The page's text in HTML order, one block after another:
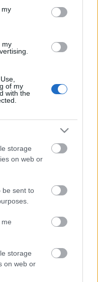
my
my
of my
with the
storage
on web or
be sent to
storage
on web or
novemberben még
magát a
cserélik),
meg is
1957-ben írt,
Carell